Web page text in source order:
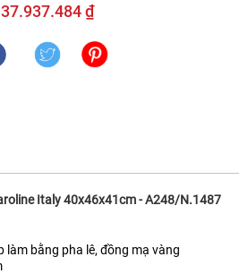
37.937.484 ₫
Italy 40x46x41cm - A248/N.1487
làm bằng pha lê, đồng mạ vàng